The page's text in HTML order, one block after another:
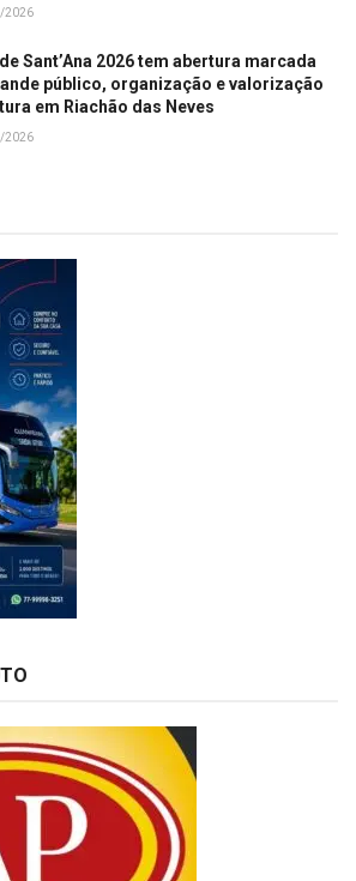
2026
Sant’Ana 2026 tem abertura marcada
público, organização e valorização
em Riachão das Neves
2026